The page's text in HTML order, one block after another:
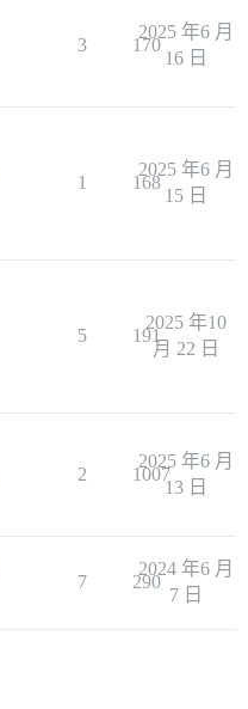
3 170
2025 年6 月
16 日
1 168
2025 年6 月
15 日
5 191
2025 年10
月 22 日
2 1007
2025 年6 月
13 日
7 290
2024 年6 月
7 日